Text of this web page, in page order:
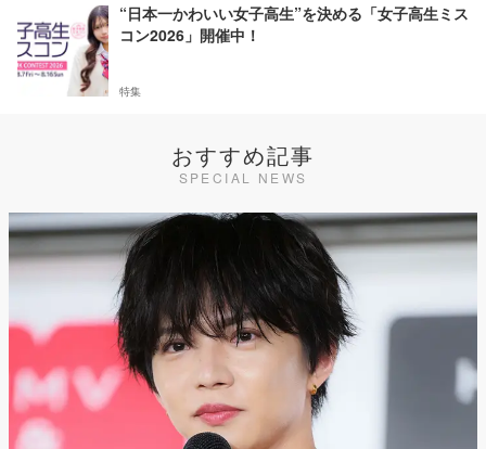
“日本一かわいい女子高生”を決める「女子高生ミス
コン2026」開催中！
特集
おすすめ記事
SPECIAL NEWS